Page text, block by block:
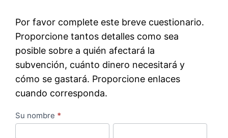
Por favor complete este breve cuestionario.
Proporcione tantos detalles como sea
posible sobre a quién afectará la
subvención, cuánto dinero necesitará y
cómo se gastará. Proporcione enlaces
cuando corresponda.
S
Su nombre *